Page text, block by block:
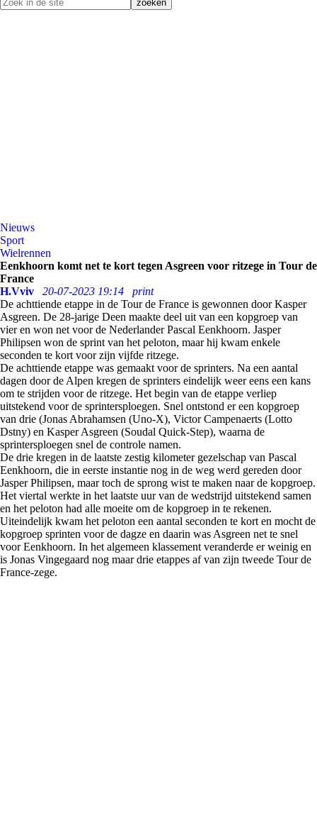
Nieuws
Sport
Wielrennen
Eenkhoorn komt net te kort tegen Asgreen voor ritzege in Tour de
France
H.Vviv
20-07-2023 19:14
print
De achttiende etappe in de Tour de France is gewonnen door Kasper
Asgreen. De 28-jarige Deen maakte deel uit van een kopgroep van
vier en won net voor de Nederlander Pascal Eenkhoorn. Jasper
Philipsen won de sprint van het peloton, maar hij kwam enkele
seconden te kort voor zijn vijfde ritzege.
De achttiende etappe was gemaakt voor de sprinters. Na een aantal
dagen door de Alpen kregen de sprinters eindelijk weer eens een kans
om te strijden voor de ritzege. Het begin van de etappe verliep
uitstekend voor de sprintersploegen. Snel ontstond er een kopgroep
van drie (Jonas Abrahamsen (Uno-X), Victor Campenaerts (Lotto
Dstny) en Kasper Asgreen (Soudal Quick-Step), waarna de
sprintersploegen snel de controle namen.
De drie kregen in de laatste zestig kilometer gezelschap van Pascal
Eenkhoorn, die in eerste instantie nog in de weg werd gereden door
Jasper Philipsen, maar toch de sprong wist te maken naar de kopgroep.
Het viertal werkte in het laatste uur van de wedstrijd uitstekend samen
en het peloton had alle moeite om de kopgroep in te rekenen.
Uiteindelijk kwam het peloton een aantal seconden te kort en mocht de
kopgroep sprinten voor de dagze en daarin was Asgreen net te snel
voor Eenkhoorn. In het algemeen klassement veranderde er weinig en
is Jonas Vingegaard nog maar drie etappes af van zijn tweede Tour de
France-zege.